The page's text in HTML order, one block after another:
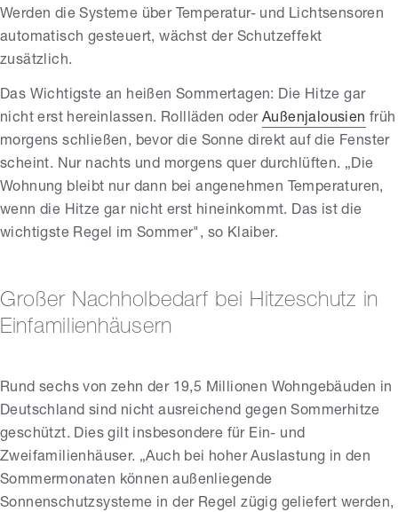
Werden die Systeme über Temperatur- und Lichtsensoren
automatisch gesteuert, wächst der Schutzeffekt
zusätzlich.
Das Wichtigste an heißen Sommertagen: Die Hitze gar
nicht erst hereinlassen. Rollläden oder Außenjalousien früh
morgens schließen, bevor die Sonne direkt auf die Fenster
scheint. Nur nachts und morgens quer durchlüften. „Die
Wohnung bleibt nur dann bei angenehmen Temperaturen,
wenn die Hitze gar nicht erst hineinkommt. Das ist die
wichtigste Regel im Sommer", so Klaiber.
Großer Nachholbedarf bei Hitzeschutz in
Einfamilienhäusern
Rund sechs von zehn der 19,5 Millionen Wohngebäuden in
Deutschland sind nicht ausreichend gegen Sommerhitze
geschützt. Dies gilt insbesondere für Ein- und
Zweifamilienhäuser. „Auch bei hoher Auslastung in den
Sommermonaten können außenliegende
Sonnenschutzsysteme in der Regel zügig geliefert werden,